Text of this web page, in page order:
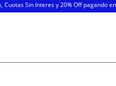
Cuotas Sin Interes y 20% Off pagando